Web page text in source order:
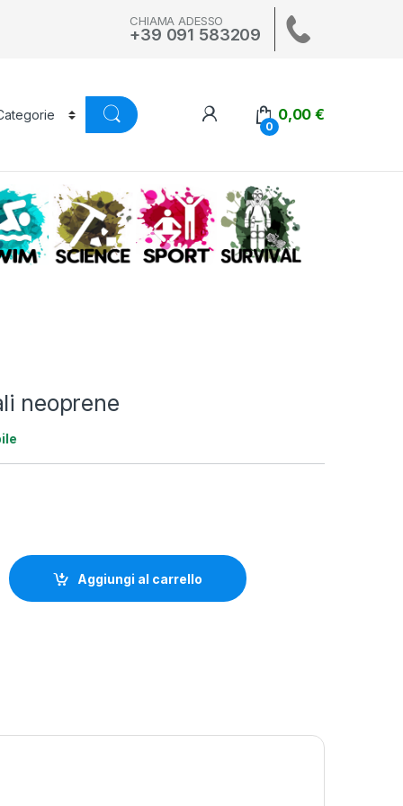
CHIAMA ADESSO
+39 091 583209
0
0,00€
SWIM SCIENCE ALTRI SPORT
neoprene
quantity
Aggiungi al carrello